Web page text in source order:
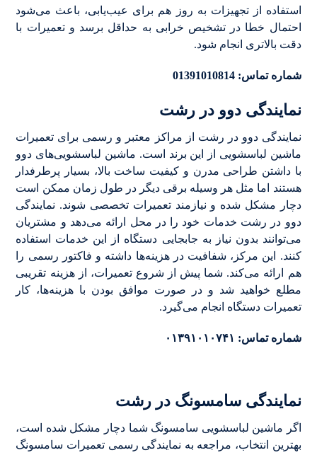
استفاده از تجهیزات به روز هم برای عیب‌یابی، باعث می‌شود
احتمال خطا در تشخیص خرابی به حداقل برسد و تعمیرات با
دقت بالاتری انجام شود.
شماره تماس: 01391010814
نمایندگی دوو در رشت
نمایندگی دوو در رشت از مراکز معتبر و رسمی برای تعمیرات
ماشین لباسشویی از این برند است. ماشین لباسشویی‌های دوو
با داشتن طراحی مدرن و کیفیت ساخت بالا، بسیار پرطرفدار
هستند اما مثل هر وسیله برقی دیگر در طول زمان ممکن است
دچار مشکل شده و نیازمند تعمیرات تخصصی شوند. نمایندگی
دوو در رشت خدمات خود را در محل ارائه می‌دهد و مشتریان
می‌توانند بدون نیاز به جابجایی دستگاه از این خدمات استفاده
کنند. این مرکز، شفافیت در هزینه‌ها داشته و فاکتور رسمی را
هم ارائه می‌کند. شما پیش از شروع تعمیرات، از هزینه تقریبی
مطلع خواهید شد و در صورت موافق بودن با هزینه‌ها، کار
تعمیرات دستگاه انجام می‌گیرد.
شماره تماس: ۰۱۳۹۱۰۱۰۷۴۱
نمایندگی سامسونگ در رشت
اگر ماشین لباسشویی سامسونگ شما دچار مشکل شده است،
بهترین انتخاب، مراجعه به نمایندگی رسمی تعمیرات سامسونگ